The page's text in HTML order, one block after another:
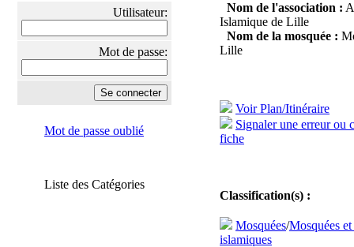
Utilisateur:
Mot de passe:
Mot de passe oublié
Liste des Catégories
Nom de l'association :
Islamique de Lille
Nom de la mosquée :
Lille
Voir Plan/Itinéraire
Signaler une erreur ou
fiche
Classification(s) :
Mosquées/Mosquées
islamiques